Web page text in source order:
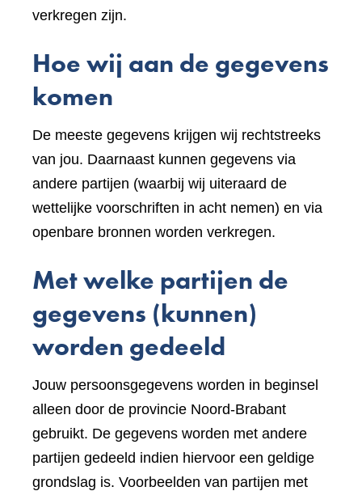
verkregen zijn.
Hoe wij aan de gegevens
komen
De meeste gegevens krijgen wij rechtstreeks
van jou. Daarnaast kunnen gegevens via
andere partijen (waarbij wij uiteraard de
wettelijke voorschriften in acht nemen) en via
openbare bronnen worden verkregen.
Met welke partijen de
gegevens (kunnen)
worden gedeeld
Jouw persoonsgegevens worden in beginsel
alleen door de provincie Noord-Brabant
gebruikt. De gegevens worden met andere
partijen gedeeld indien hiervoor een geldige
grondslag is. Voorbeelden van partijen met